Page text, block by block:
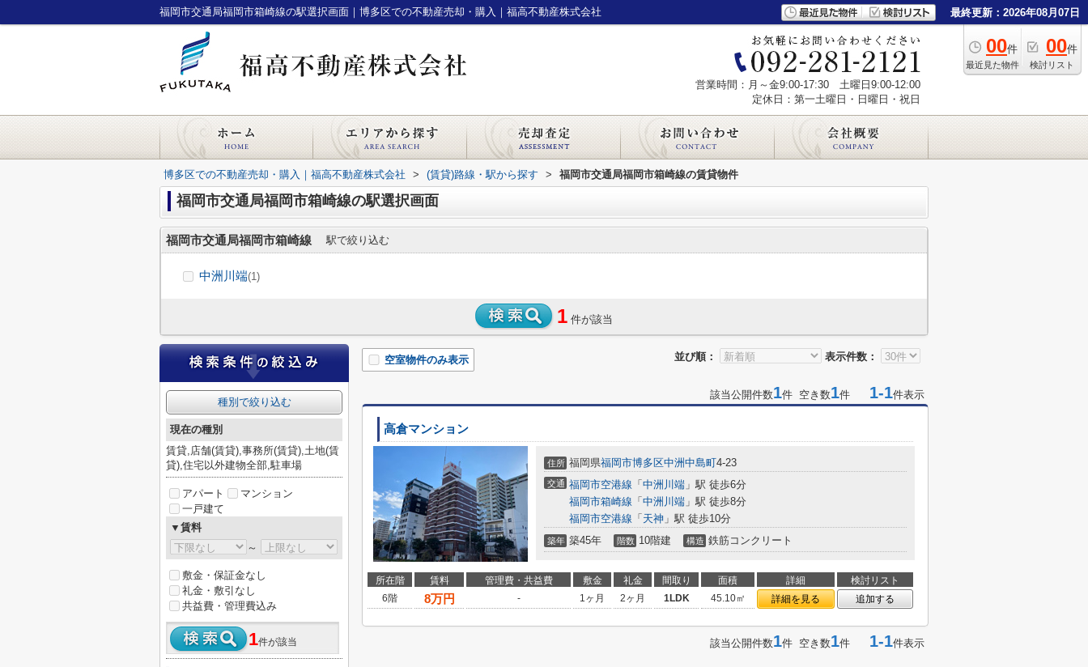
福岡市交通局福岡市箱崎線の駅選択画面｜博多区での不動産売却・購入｜福高不動産株式会社 最終更新：2026年08月07日
00件
最近見た物件
00件
検討リスト
営業時間：月～金9:00-17:30 土曜日9:00-12:00
定休日：第一土曜日・日曜日・祝日
博多区での不動産売却・購入｜福高不動産株式会社 > (賃貸)路線・駅から探す > 福岡市交通局福岡市箱崎線の賃貸物件
福岡市交通局福岡市箱崎線の駅選択画面
福岡市交通局福岡市箱崎線 駅で絞り込む
中洲川端(1)
1 件が該当
並び順： 表示件数：
空室物件のみ表示
該当公開件数1件 空き数1件 1-1件表示
高倉マンション
住所 福岡県福岡市博多区中洲中島町4-23
交通 福岡市空港線 「 中洲川端 」駅 徒歩6分
福岡市箱崎線 「 中洲川端 」駅 徒歩8分
福岡市空港線 「 天神 」駅 徒歩10分
築年 築45年 階数 10階建 構造 鉄筋コンクリート
所在階 賃料 管理費・共益費 敷金 礼金 間取り 面積 詳細
検討リスト
6階
8万円 - 1ヶ月 2ヶ月 1LDK 45.10㎡ 詳細を見る 追加する
該当公開件数1件 空き数1件 1-1件表示
種別で絞り込む
現在の種別
賃貸,店舗(賃貸),事務所(賃貸),土地(賃
貸),住宅以外建物全部,駐車場
アパート
マンション
一戸建て
▼賃料
～
敷金・保証金なし
礼金・敷引なし
共益費・管理費込み
1件が該当